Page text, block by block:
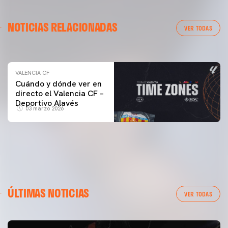
NOTICIAS RELACIONADAS VER TODAS
ENTRENAMIENTO DEL VALENCIA CF 04/03/26
VALENCIA CF
Cuándo y dónde ver en
directo el Valencia CF –
Deportivo Alavés
03 marzo 2026
ÚLTIMAS NOTICIAS VER TODAS